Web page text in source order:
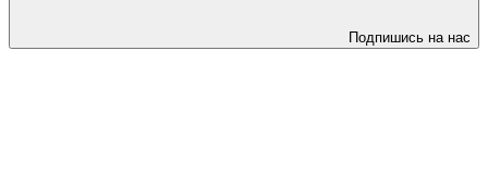
Подпишись на нас